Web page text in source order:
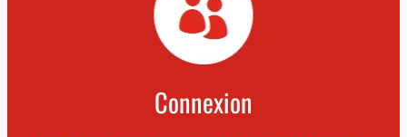
Connexion